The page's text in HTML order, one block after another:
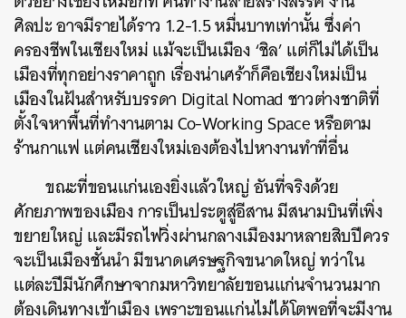
ศิลปะ อาจมีรายได้ราว 1.2-1.5 หมื่นบาทเท่านั้น ซึ่งค่า
ครองชีพในเชียงใหม่ แม้จะเป็นเมือง ‘ชิล’ แต่ก็ไม่ได้เป็น
เมืองที่ทุกอย่างราคาถูก เรื่องน่าเศร้าก็คือเชียงใหม่เป็น
เมืองในฝันสำหรับบรรดา Digital Nomad ชาวต่างชาติที่
ตั้งใจหาพื้นที่ทำงานตาม Co-Working Space หรือตาม
ร้านกาแฟ แต่คนเชียงใหม่เองต้องไปหางานทำที่อื่น
ขณะที่ขอนแก่นเองยิ่งแล้วใหญ่ อันที่จริงด้วย
ศักยภาพของเมือง การเป็นประตูสู่อีสาน มีสนามบินที่เพิ่ง
ขยายใหญ่ และมีรถไฟวิ่งผ่านกลางเมืองมาหลายสิบปีควร
จะเป็นเมืองชั้นนำ มีขนาดเศรษฐกิจขนาดใหญ่ ทว่าใน
แต่ละปีมีนักศึกษาจากมหาวิทยาลัยขอนแก่นจำนวนมาก
ต้องเดินทางเข้าเมือง เพราะขอนแก่นไม่ได้โตพอที่จะมีงาน